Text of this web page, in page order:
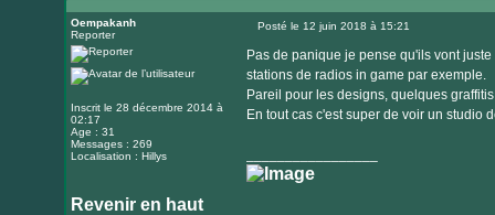
le
internet
Oempakanh
Reporter
Inscrit le 28 décembre 2014 à
02:17
Age : 31
Messages : 269
Localisation : Hillys
Posté le 12 juin 2018 à 15:21
Pas de panique je pense qu'ils vont
stations de radios in game par exemple.
Pareil pour les designs, quelques
En tout cas c'est super de voir un studio
Revenir en haut